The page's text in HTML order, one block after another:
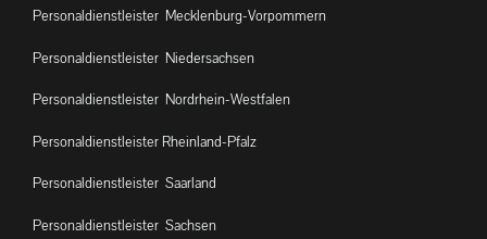
Personaldienstleister Mecklenburg-Vorpommern
Personaldienstleister Niedersachsen
Personaldienstleister Nordrhein-Westfalen
Personaldienstleister Rheinland-Pfalz
Personaldienstleister Saarland
Personaldienstleister Sachsen